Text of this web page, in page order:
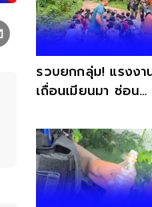
รวบยกกลุ่ม! แรงงา
เถื่อนเมียนมา ซ่อน